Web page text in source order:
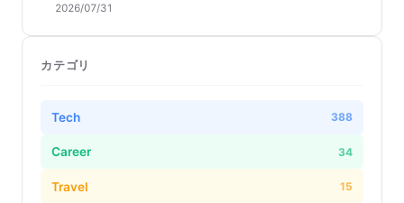
2026/07/31
カテゴリ
Tech 388
Career 34
Travel 15